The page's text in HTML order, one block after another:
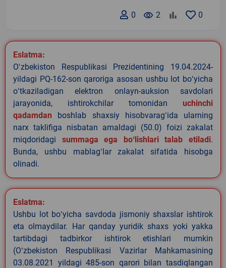
0
remove_red_eye 2
0
Eslatma:
Oʻzbekiston Respublikasi Prezidentining 19.04.2024-
yildagi PQ-162-son qaroriga asosan ushbu lot boʻyicha
oʻtkaziladigan elektron onlayn-auksion savdolari
jarayonida, ishtirokchilar tomonidan uchinchi
qadamdan boshlab shaxsiy hisobvaragʻida ularning
narx taklifiga nisbatan amaldagi (50.0) foizi zakalat
miqdoridagi summaga ega boʻlishlari talab etiladi.
Bunda, ushbu mablagʻlar zakalat sifatida hisobga
olinadi.
Eslatma:
Ushbu lot boʻyicha savdoda jismoniy shaxslar ishtirok
eta olmaydilar. Har qanday yuridik shaxs yoki yakka
tartibdagi tadbirkor ishtirok etishlari mumkin
(Oʻzbekiston Respublikasi Vazirlar Mahkamasining
03.08.2021 yildagi 485-son qarori bilan tasdiqlangan